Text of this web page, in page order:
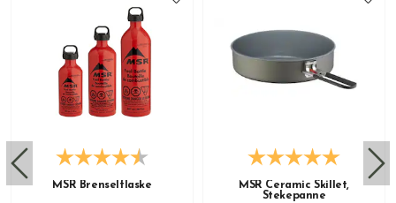
MSR Brenselflaske
MSR Ceramic Skillet,
Stekepanne